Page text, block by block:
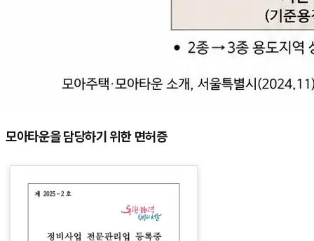
모아타운을 담당하기 위한 면허증